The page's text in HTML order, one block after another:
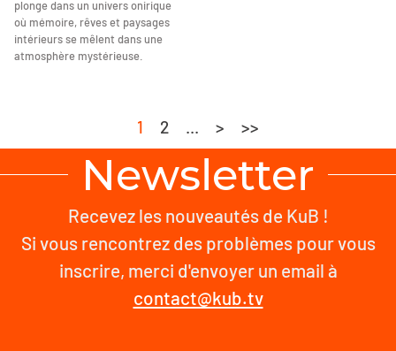
plonge dans un univers onirique
où mémoire, rêves et paysages
intérieurs se mêlent dans une
atmosphère mystérieuse.
1 2 ... > >>
Newsletter
Recevez les nouveautés de KuB !
Si vous rencontrez des problèmes pour vous
inscrire, merci d'envoyer un email à
contact@kub.tv